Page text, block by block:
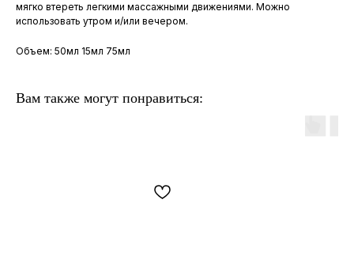
мягко втереть легкими массажными движениями. Можно
использовать утром и/или вечером.
Объем: 50мл 15мл 75мл
Вам также могут понравиться: